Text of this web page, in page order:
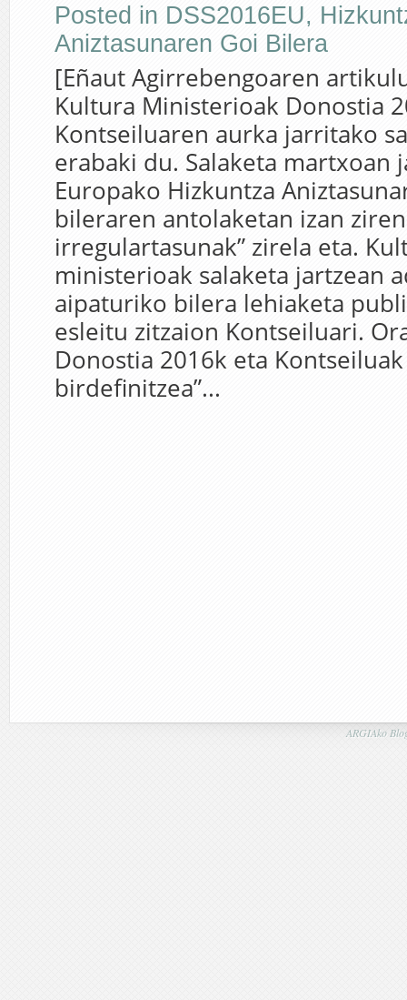
Posted in DSS2016EU,
Aniztasunaren Goi Bilera
[Eñaut Agirrebengoaren
Kultura Ministerioak Donostia
Kontseiluaren aurka jarritako
erabaki du. Salaketa martxoan
Europako Hizkuntza
bileraren antolaketan izan
irregulartasunak” zirela eta.
ministerioak salaketa jartzean
aipaturiko bilera lehiaketa
esleitu zitzaion Kontseiluari.
Donostia 2016k eta
birdefinitzea”...
ARGIAko